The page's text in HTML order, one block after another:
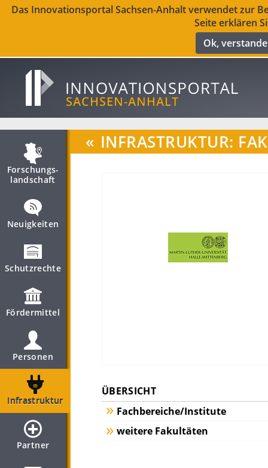
Das Innovationsportal Sachsen-Anhalt verwendet zur
Seite erklären
Ok,
Forschungs­
landschaft
Neuigkeiten
Schutzrechte
Fördermittel
Personen
Infrastruktur
Partner
« INFRASTRUKTUR:
ÜBERSICHT
Fachbereiche/Institute
weitere Fakultäten